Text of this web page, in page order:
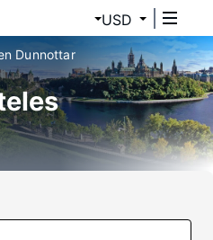
USD
Dunnottar